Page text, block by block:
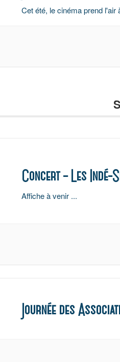
Cet été, le cinéma prend l'air
Concert – Les Indé-
Affiche à venir ...
Journée des